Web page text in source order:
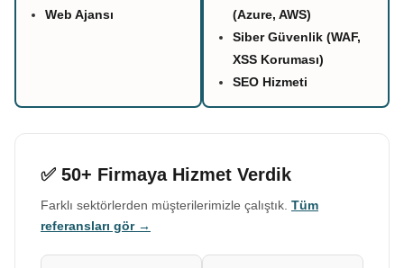
Web Ajansı
(Azure, AWS)
Siber Güvenlik (WAF,
XSS Koruması)
SEO Hizmeti
✅ 50+ Firmaya Hizmet Verdik
Farklı sektörlerden müşterilerimizle çalıştık. Tüm
referansları gör →